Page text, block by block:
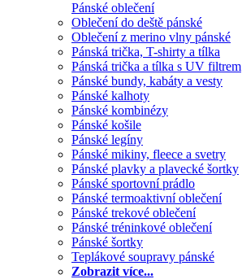
Pánské oblečení
Oblečení do deště pánské
Oblečení z merino vlny pánské
Pánská trička, T-shirty a tílka
Pánská trička a tílka s UV filtrem
Pánské bundy, kabáty a vesty
Pánské kalhoty
Pánské kombinézy
Pánské košile
Pánské legíny
Pánské mikiny, fleece a svetry
Pánské plavky a plavecké šortky
Pánské sportovní prádlo
Pánské termoaktivní oblečení
Pánské trekové oblečení
Pánské tréninkové oblečení
Pánské šortky
Teplákové soupravy pánské
Zobrazit více...